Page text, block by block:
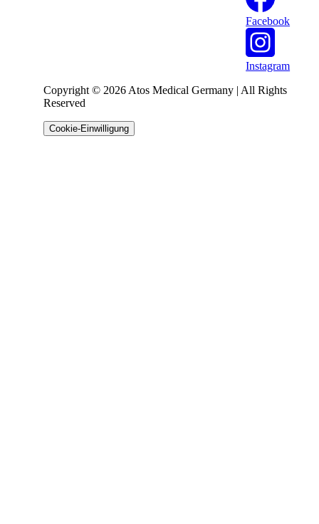
Facebook
Instagram
Copyright © 2026 Atos Medical Germany | All Rights
Reserved
Cookie-Einwilligung